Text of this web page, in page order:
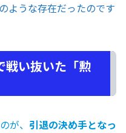
ような存在だったのです
戦い抜いた「勲
が、 引退の決め手となっ